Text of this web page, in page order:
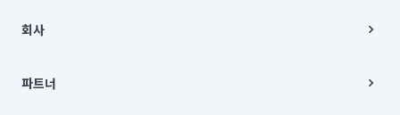
00019 |
주소 | 본사: 서울특별시 종로구 율곡로 6(중학동, 트윈트리빌딩) B동 5층
컨택센터 : 서울특별시 종로구 수송동 율곡로 24, 7층, 8층 미소
회사
채용
파트너